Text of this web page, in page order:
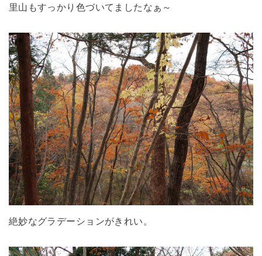
里山もすっかり色づいてましたなぁ～
絶妙なグラデーションがきれい。